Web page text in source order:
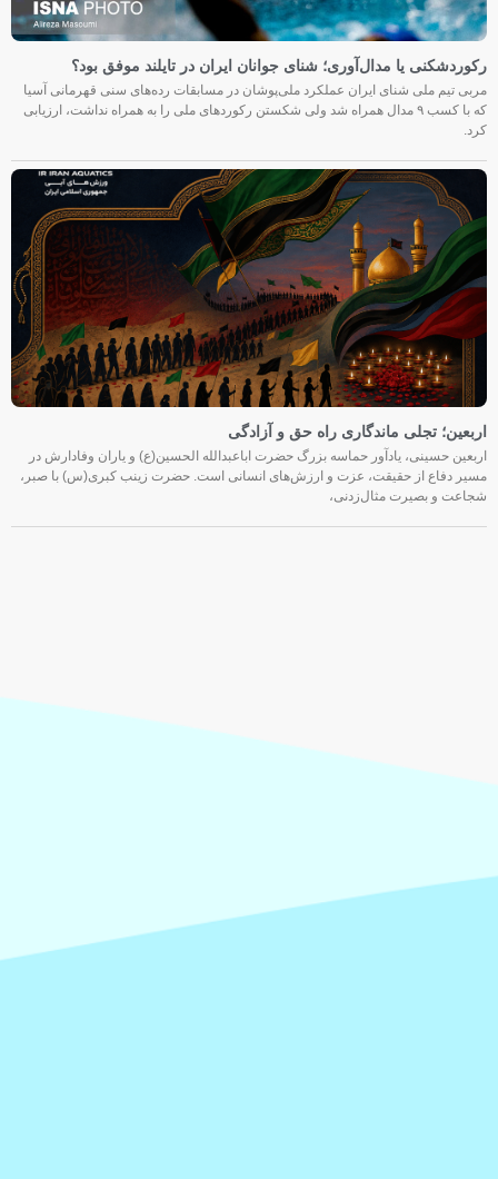
رکوردشکنی یا مدال‌آوری؛ شنای جوانان ایران در تایلند موفق بود؟
مربی تیم ملی شنای ایران عملکرد ملی‌پوشان در مسابقات رده‌های سنی قهرمانی آسیا
که با کسب ۹ مدال همراه شد ولی شکستن رکوردهای ملی را به همراه نداشت، ارزیابی
کرد.
اربعین؛ تجلی ماندگاری راه حق و آزادگی
اربعین حسینی، یادآور حماسه بزرگ حضرت اباعبدالله الحسین(ع) و یاران وفادارش در
مسیر دفاع از حقیقت، عزت و ارزش‌های انسانی است. حضرت زینب کبری(س) با صبر،
شجاعت و بصیرت مثال‌زدنی،